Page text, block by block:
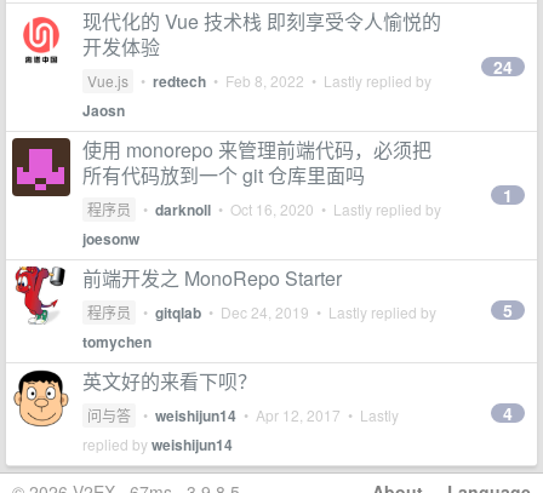
现代化的 Vue 技术栈 即刻享受令人愉悦的
开发体验
Vue.js • redtech • Feb 8, 2022 • Lastly replied by
Jaosn
24
使用 monorepo 来管理前端代码，必须把
所有代码放到一个 git 仓库里面吗
程序员 • darknoll • Oct 16, 2020 • Lastly replied by
joesonw
1
前端开发之 MonoRepo Starter
程序员 • gitqlab • Dec 24, 2019 • Lastly replied by
tomychen
5
英文好的来看下呗？
问与答 • weishijun14 • Apr 12, 2017 • Lastly
replied byweishijun14
4